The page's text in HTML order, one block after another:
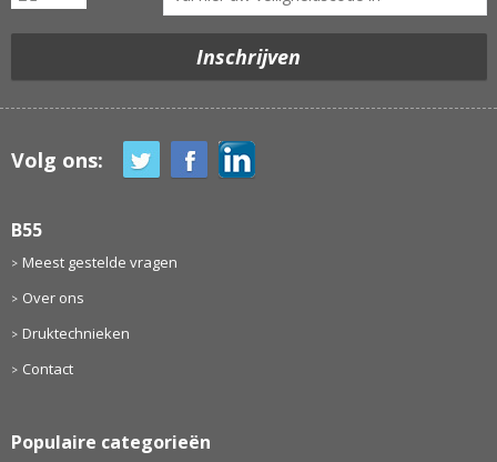
Volg ons:
B55
Meest gestelde vragen
Over ons
Druktechnieken
Contact
Populaire categorieën